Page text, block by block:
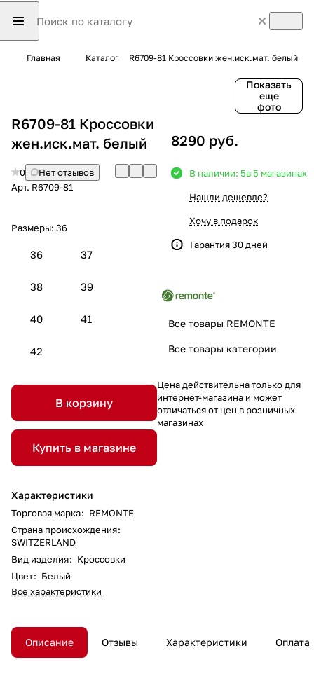
Главная Каталог R6709-81 Кроссовки жен.иск.мат. белый
Показать
еще
фото
R6709-81 Кроссовки
жен.иск.мат. белый
0
Нет отзывов
Арт. R6709-81
Размеры: 36
36 37
38 39
40 41
42
В корзину
Купить в магазине
Характеристики
Торговая марка: REMONTE
Страна происхождения:
SWITZERLAND
Вид изделия: Кроссовки
Цвет: Белый
Все характеристики
8290 руб.
В наличии: 5в 5 магазинах
Нашли дешевле?
Хочу в подарок
Гарантия 30 дней
Все товары REMONTE
Все товары категории
Цена действительна только для
интернет-магазина и может
отличаться от цен в розничных
магазинах
Описание Отзывы Характеристики Оплата